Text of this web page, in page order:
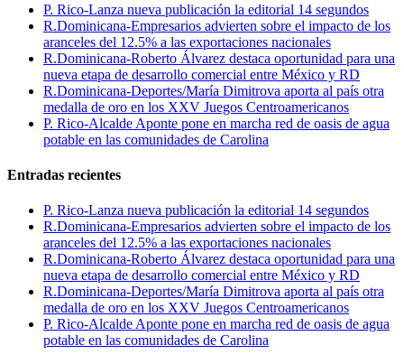
P. Rico-Lanza nueva publicación la editorial 14 segundos
R.Dominicana-Empresarios advierten sobre el impacto de los
aranceles del 12.5% a las exportaciones nacionales
R.Dominicana-Roberto Álvarez destaca oportunidad para una
nueva etapa de desarrollo comercial entre México y RD
R.Dominicana-Deportes/María Dimitrova aporta al país otra
medalla de oro en los XXV Juegos Centroamericanos
P. Rico-Alcalde Aponte pone en marcha red de oasis de agua
potable en las comunidades de Carolina
Entradas recientes
P. Rico-Lanza nueva publicación la editorial 14 segundos
R.Dominicana-Empresarios advierten sobre el impacto de los
aranceles del 12.5% a las exportaciones nacionales
R.Dominicana-Roberto Álvarez destaca oportunidad para una
nueva etapa de desarrollo comercial entre México y RD
R.Dominicana-Deportes/María Dimitrova aporta al país otra
medalla de oro en los XXV Juegos Centroamericanos
P. Rico-Alcalde Aponte pone en marcha red de oasis de agua
potable en las comunidades de Carolina